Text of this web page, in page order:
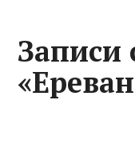
Записи